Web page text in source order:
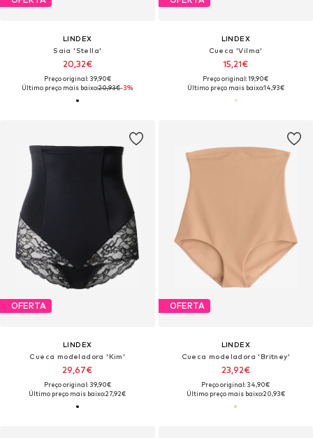
LINDEX
Saia 'Stella'
20,32€
Preço original: 39,90€
Último preço mais baixo:20,93€-3%
LINDEX
Cueca 'Vilma'
15,21€
Preço original: 19,90€
Último preço mais baixo:14,93€
OFERTA
LINDEX
Cueca modeladora 'Kim'
29,67€
Preço original: 39,90€
Último preço mais baixo:27,92€
OFERTA
LINDEX
Cueca modeladora 'Britney'
23,92€
Preço original: 34,90€
Último preço mais baixo:20,93€